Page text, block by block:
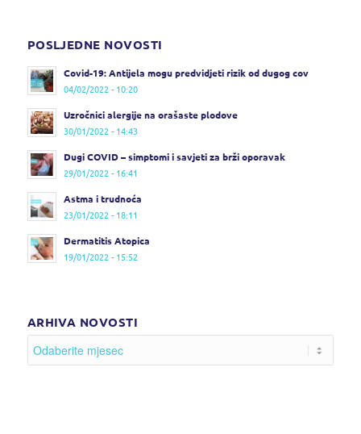
POSLJEDNE NOVOSTI
Covid-19: Antijela mogu predvidjeti rizik od dugog cov
04/02/2022 - 10:20
Uzročnici alergije na orašaste plodove
30/01/2022 - 14:43
Dugi COVID – simptomi i savjeti za brži oporavak
29/01/2022 - 16:41
Astma i trudnoća
23/01/2022 - 18:11
Dermatitis Atopica
19/01/2022 - 15:52
ARHIVA NOVOSTI